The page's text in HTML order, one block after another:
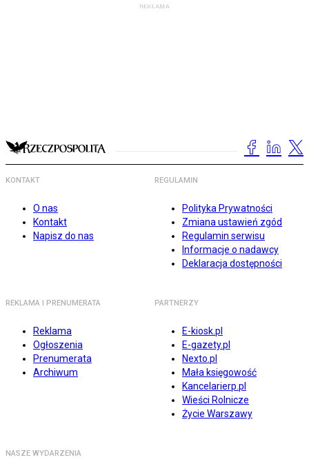
KONTAKT
O nas
Kontakt
Napisz do nas
REGULAMIN
Polityka Prywatności
Zmiana ustawień zgód
Regulamin serwisu
Informacje o nadawcy
Deklaracja dostępności
REKLAMA I PRENUMERATA
Reklama
Ogłoszenia
Prenumerata
Archiwum
PARTNERZY
E-kiosk.pl
E-gazety.pl
Nexto.pl
Mała księgowość
Kancelarierp.pl
Wieści Rolnicze
Życie Warszawy
NASZE WYDARZENIA